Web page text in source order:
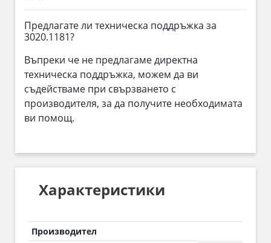
Предлагате ли техническа поддръжка за
3020.1181?
Въпреки че не предлагаме директна
техническа поддръжка, можем да ви
съдействаме при свързването с
производителя, за да получите необходимата
ви помощ.
Характеристики
Производител